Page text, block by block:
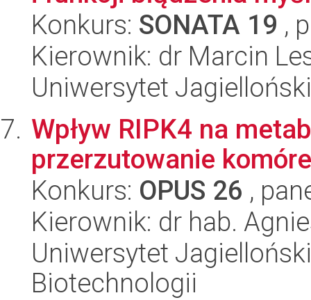
Konkurs: SONATA 19 ,
Kierownik: dr Marcin
Uniwersytet
Wpływ RIPK4 na
przerzutowanie
Konkurs: OPUS 26 ,
Kierownik: dr hab.
Uniwersytet
Biotechnologii